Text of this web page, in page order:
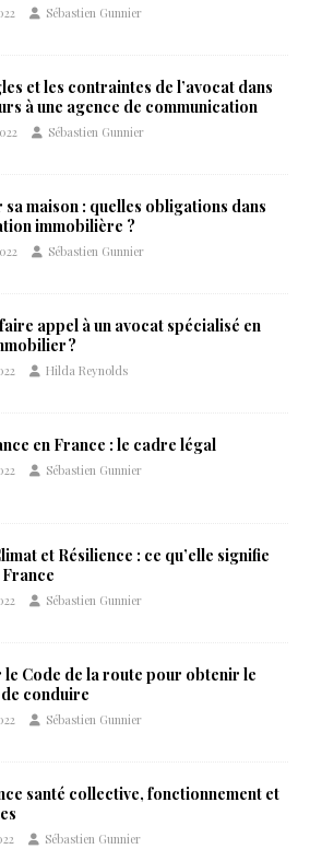
Sébastien Gunnier
et les contraintes de l’avocat dans
à une agence de communication
Sébastien Gunnier
sa maison : quelles obligations dans
immobilière ?
Sébastien Gunnier
appel à un avocat spécialisé en
?
Hilda Reynolds
en France : le cadre légal
Sébastien Gunnier
et Résilience : ce qu’elle signifie
Sébastien Gunnier
le Code de la route pour obtenir le
conduire
Sébastien Gunnier
santé collective, fonctionnement et
Sébastien Gunnier